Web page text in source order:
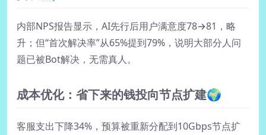
内部NPS报告显示，AI先行后用户满意度78→81，略
升；但“首次解决率”从65%提到79%，说明大部分人问
题已被Bot解决，无需真人。
成本优化：省下来的钱投向节点扩建🌍
客服支出下降34%，预算被重新分配到10Gbps节点扩